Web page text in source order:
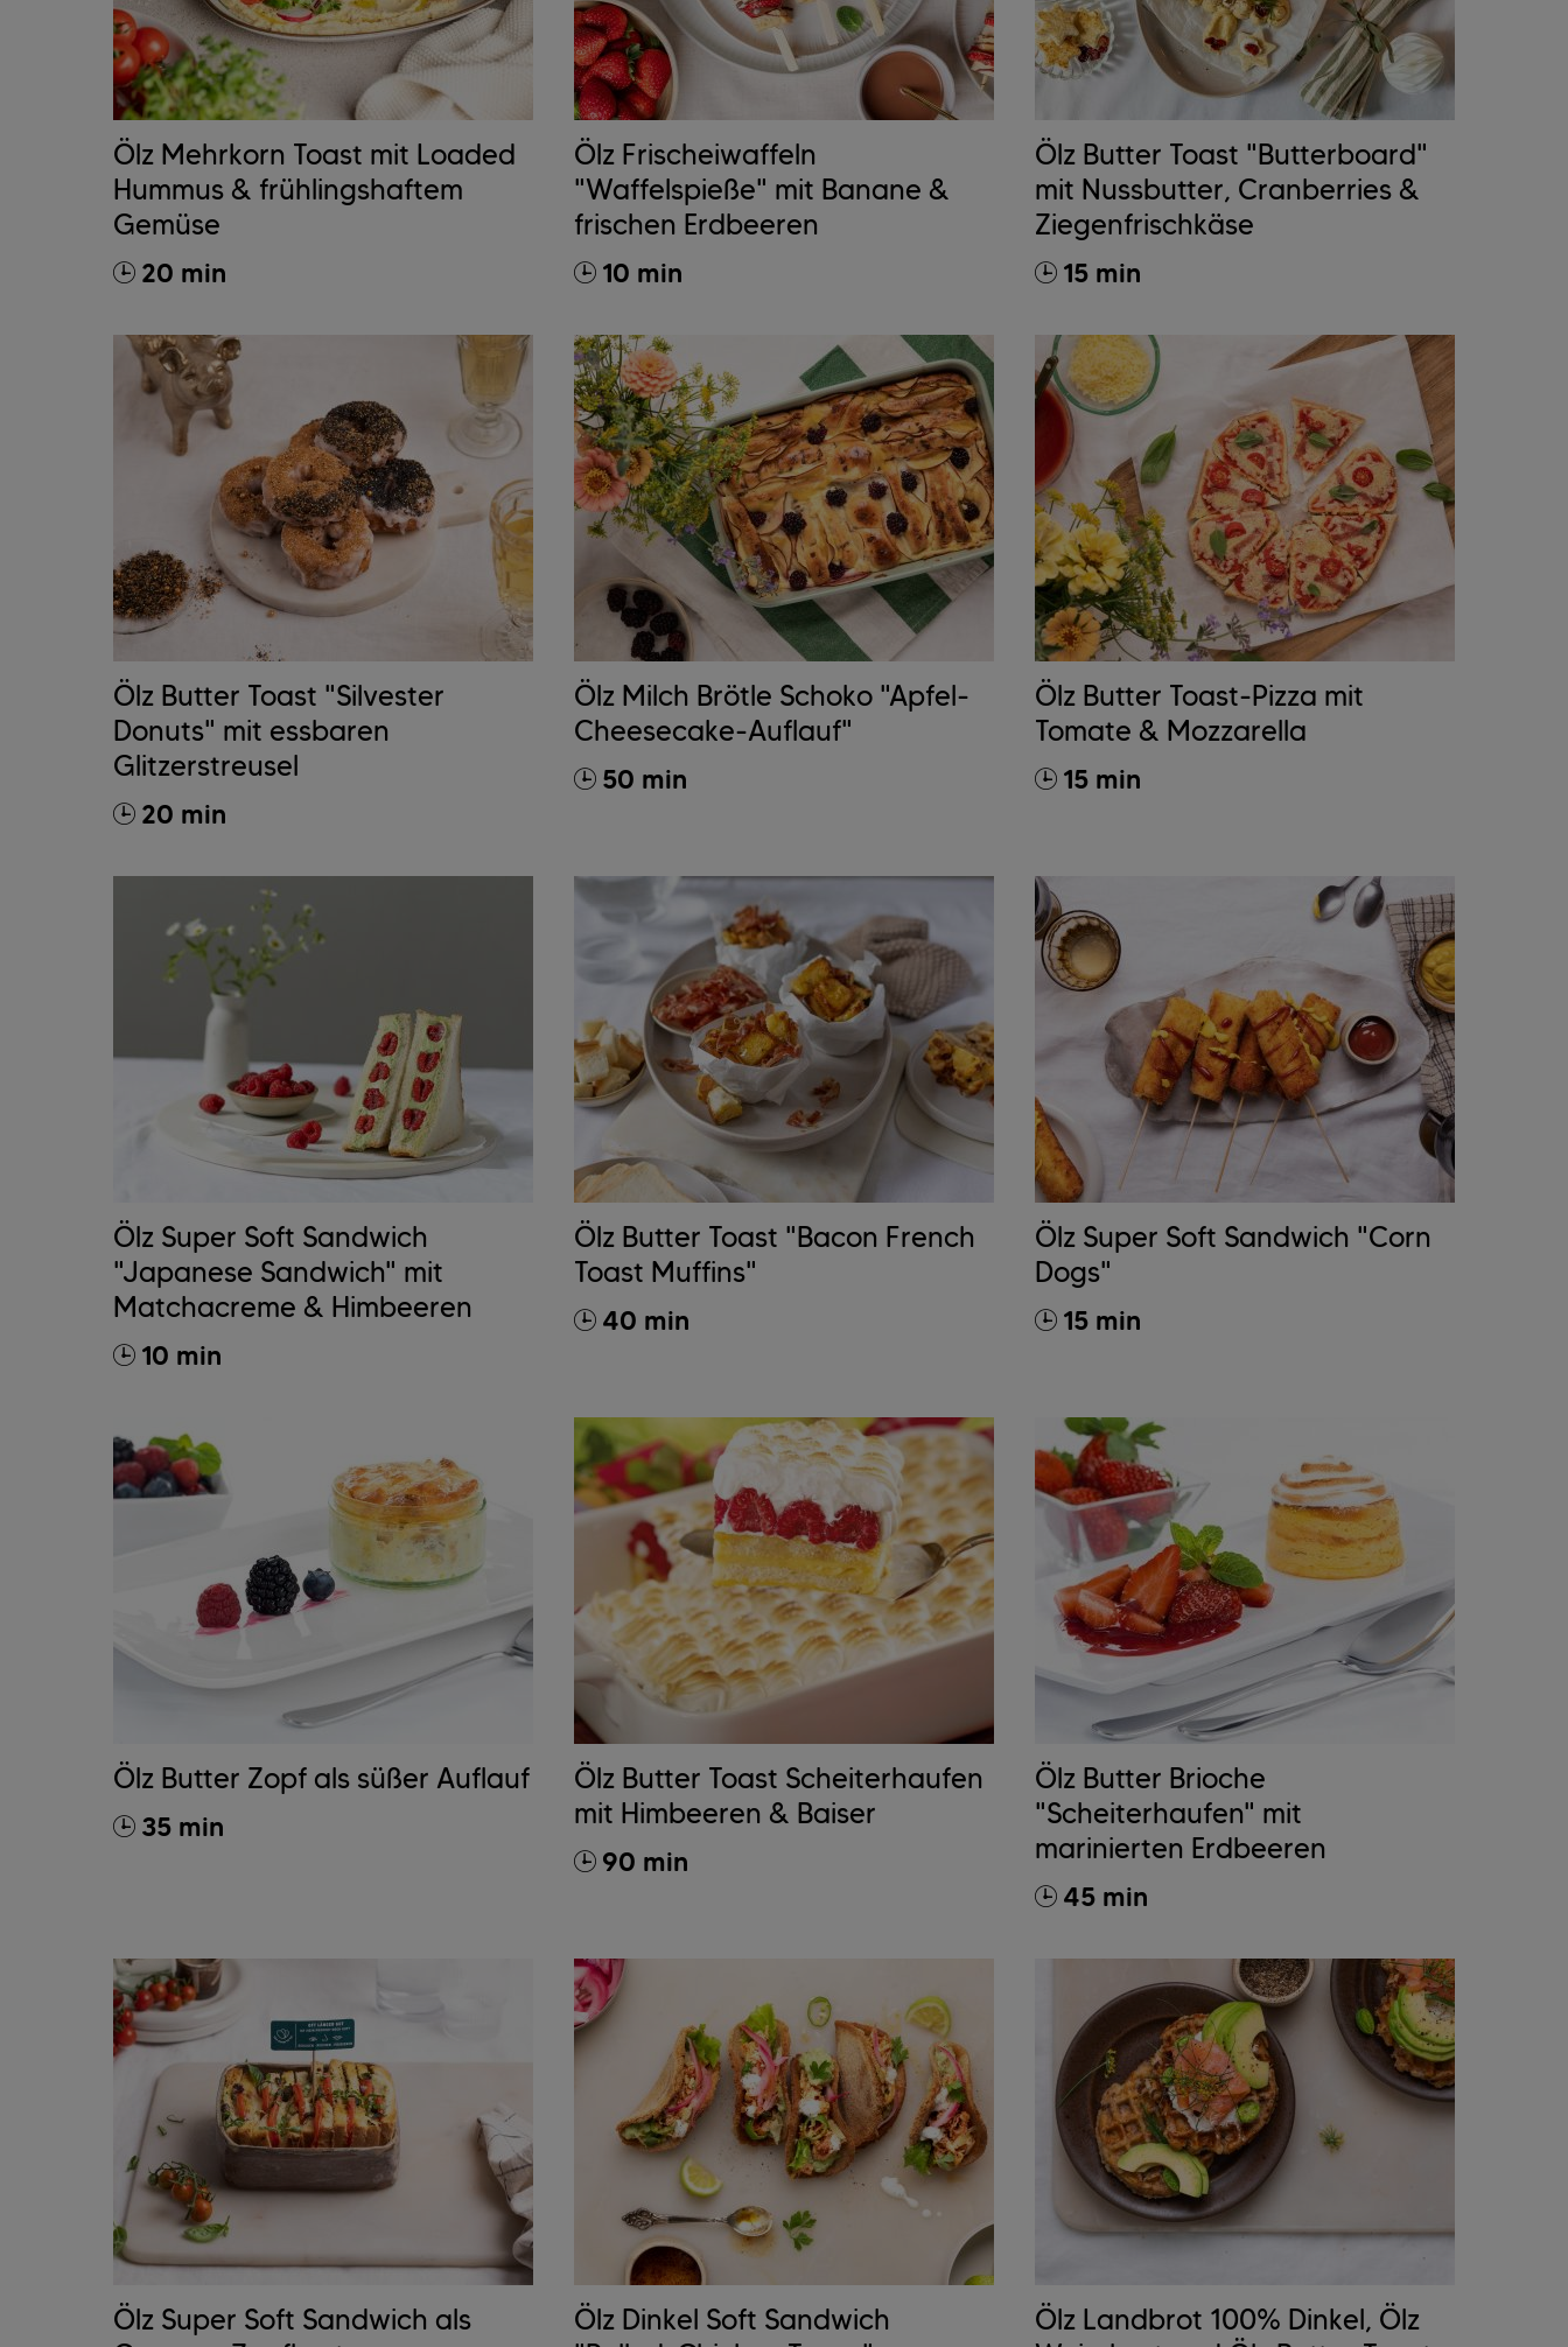
Ölz Mehrkorn Toast mit Loaded
Hummus & frühlingshaftem
Gemüse
20 min
Ölz Frischeiwaffeln
"Waffelspieße" mit Banane &
frischen Erdbeeren
10 min
Ölz Butter Toast "Butterboard"
mit Nussbutter, Cranberries &
Ziegenfrischkäse
15 min
Ölz Butter Toast "Silvester
Donuts" mit essbaren
Glitzerstreusel
20 min
Ölz Milch Brötle Schoko "Apfel-
Cheesecake-Auflauf"
50 min
Ölz Butter Toast-Pizza mit
Tomate & Mozzarella
15 min
Ölz Super Soft Sandwich
"Japanese Sandwich" mit
Matchacreme & Himbeeren
10 min
Ölz Butter Toast "Bacon French
Toast Muffins"
40 min
Ölz Super Soft Sandwich "Corn
Dogs"
15 min
Ölz Butter Zopf als süßer Auflauf
35 min
Ölz Butter Toast Scheiterhaufen
mit Himbeeren & Baiser
90 min
Ölz Butter Brioche
"Scheiterhaufen" mit
marinierten Erdbeeren
45 min
Ölz Super Soft Sandwich als
Ölz Dinkel Soft Sandwich
Ölz Landbrot 100% Dinkel, Ölz